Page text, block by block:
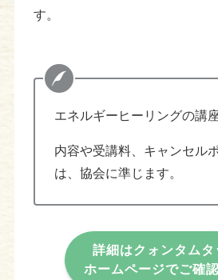
す。
エネルギーヒーリングの講
内容や受講料、キャンセル
は、協会に準じます。
詳細はクォンタム
ホームページでご確